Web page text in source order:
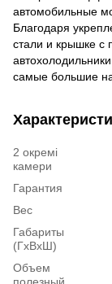
автомобильные
Благодаря
стали и крышке с
самые большие
2 окремі
камери
Гарантия
Вес
Габариты
(ГхВхШ)
Объем
полезный